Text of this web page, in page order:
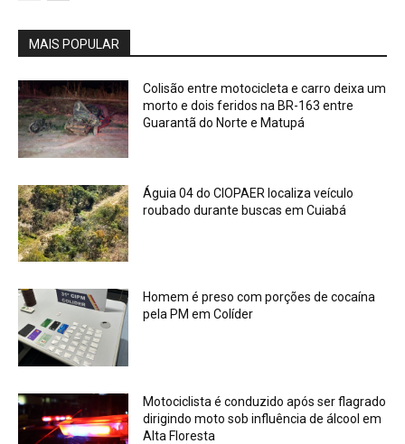
MAIS POPULAR
Colisão entre motocicleta e carro deixa um
morto e dois feridos na BR-163 entre
Guarantã do Norte e Matupá
Águia 04 do CIOPAER localiza veículo
roubado durante buscas em Cuiabá
Homem é preso com porções de cocaína
pela PM em Colíder
Motociclista é conduzido após ser flagrado
dirigindo moto sob influência de álcool em
Alta Floresta